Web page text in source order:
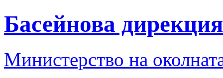
Басейнова
Министерство на